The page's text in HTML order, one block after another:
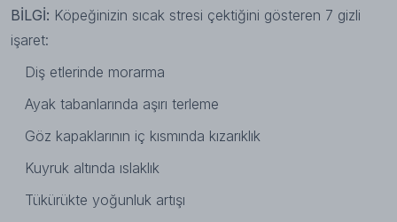
BİLGİ: Köpeğinizin sıcak stresi çektiğini gösteren 7 gizli
işaret:
Diş etlerinde morarma
Ayak tabanlarında aşırı terleme
Göz kapaklarının iç kısmında kızarıklık
Kuyruk altında ıslaklık
Tükürükte yoğunluk artışı